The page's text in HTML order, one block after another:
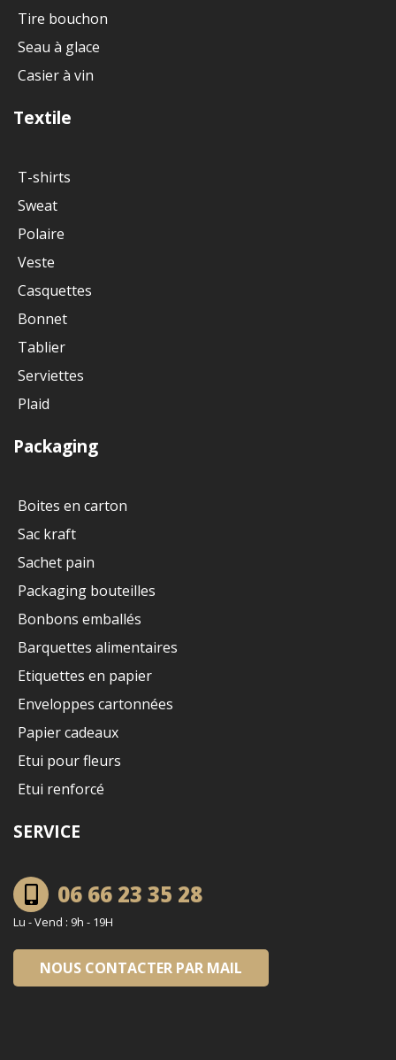
Tire bouchon
Seau à glace
Casier à vin
Textile
T-shirts
Sweat
Polaire
Veste
Casquettes
Bonnet
Tablier
Serviettes
Plaid
Packaging
Boites en carton
Sac kraft
Sachet pain
Packaging bouteilles
Bonbons emballés
Barquettes alimentaires
Etiquettes en papier
Enveloppes cartonnées
Papier cadeaux
Etui pour fleurs
Etui renforcé
SERVICE
06 66 23 35 28
Lu - Vend : 9h - 19H
NOUS CONTACTER PAR MAIL